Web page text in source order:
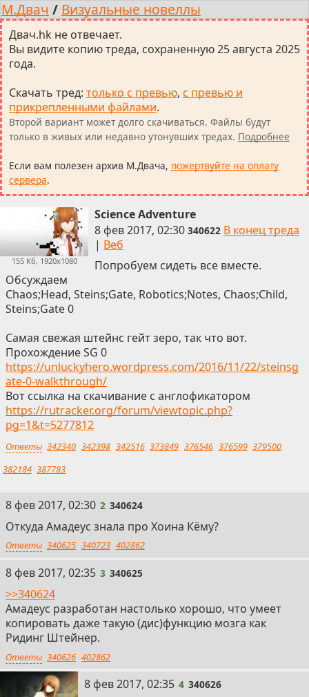
М.Двач / Визуальные новеллы
Двач.hk не отвечает.
Вы видите копию треда, сохраненную 25 августа 2025
года.
Скачать тред: только с превью, с превью и
прикрепленными файлами.
Второй вариант может долго скачиваться. Файлы будут
только в живых или недавно утонувших тредах. Подробнее
Если вам полезен архив М.Двача, пожертвуйте на оплату
сервера.
155 Кб, 1920x1080
Science Adventure
8 фев 2017, 02:30 340622 В конец треда
| Веб
Попробуем сидеть все вместе.
Обсуждаем
Chaos;Head, Steins;Gate, Robotics;Notes, Chaos;Child,
Steins;Gate 0
Самая свежая штейнс гейт зеро, так что вот.
Прохождение SG 0
https://unluckyhero.wordpress.com/2016/11/22/steinsg
ate-0-walkthrough/
Вот ссылка на скачивание с англофикатором
https://rutracker.org/forum/viewtopic.php?
pg=1&t=5277812
Ответы 342340 342398 342516 373849 376546 376599 379500
382184 387783
2
8 фев 2017, 02:30 2 340624
Откуда Амадеус знала про Хоина Кёму?
Ответы 340625 340723 402862
3
8 фев 2017, 02:35 3 340625
>>340624
Амадеус разработан настолько хорошо, что умеет
копировать даже такую (дис)функцию мозга как
Ридинг Штейнер.
Ответы 340626 402862
4
8 фев 2017, 02:35 4 340626